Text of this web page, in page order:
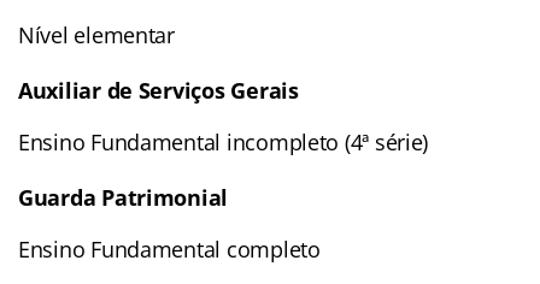
Nível elementar
Auxiliar de Serviços Gerais
Ensino Fundamental incompleto (4ª série)
Guarda Patrimonial
Ensino Fundamental completo